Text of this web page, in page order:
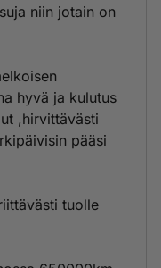
niin jotain on
hyvä ja kulutus
,hirvittävästi
pääsi
tuolle